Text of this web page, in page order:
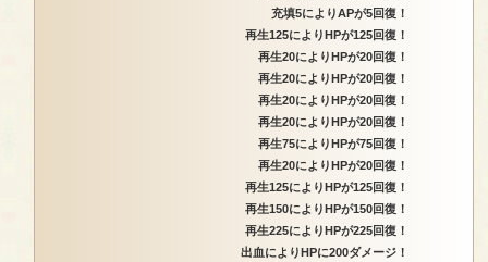
充填5によりAPが5回復！
再生125によりHPが125回復！
再生20によりHPが20回復！
再生20によりHPが20回復！
再生20によりHPが20回復！
再生20によりHPが20回復！
再生75によりHPが75回復！
再生20によりHPが20回復！
再生125によりHPが125回復！
再生150によりHPが150回復！
再生225によりHPが225回復！
出血によりHPに200ダメージ！